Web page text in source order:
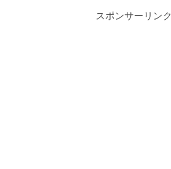
スポンサーリンク